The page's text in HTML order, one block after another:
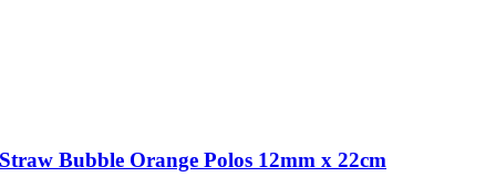
Straw Bubble Orange Polos 12mm x 22cm